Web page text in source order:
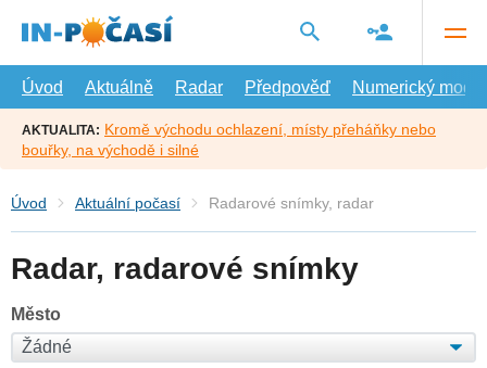
hlavní
Úvod
Aktuálně Radar Předpověď Numerický model
AKTUALITA: Kromě východu ochlazení, místy přeháňky nebo
bouřky, na východě i silné
Úvod Aktuální počasí Radarové snímky, radar
Radar, radarové snímky
Město